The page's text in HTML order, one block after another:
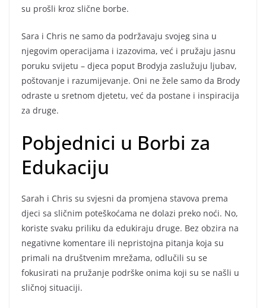
su prošli kroz slične borbe.
Sara i Chris ne samo da podržavaju svojeg sina u
njegovim operacijama i izazovima, već i pružaju jasnu
poruku svijetu – djeca poput Brodyja zaslužuju ljubav,
poštovanje i razumijevanje. Oni ne žele samo da Brody
odraste u sretnom djetetu, već da postane i inspiracija
za druge.
Pobjednici u Borbi za
Edukaciju
Sarah i Chris su svjesni da promjena stavova prema
djeci sa sličnim poteškoćama ne dolazi preko noći. No,
koriste svaku priliku da edukiraju druge. Bez obzira na
negativne komentare ili nepristojna pitanja koja su
primali na društvenim mrežama, odlučili su se
fokusirati na pružanje podrške onima koji su se našli u
sličnoj situaciji.